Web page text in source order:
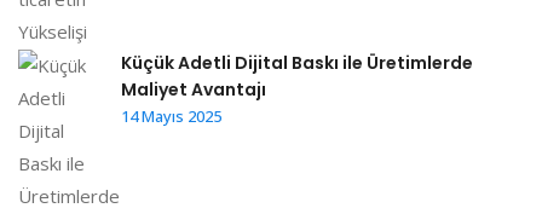
Küçük Adetli Dijital Baskı ile Üretimlerde
Maliyet Avantajı
14 Mayıs 2025